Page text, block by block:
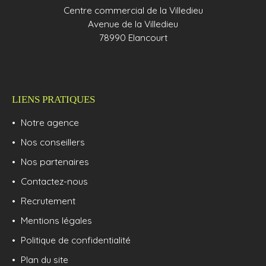
Centre commercial de la Villedieu
Avenue de la Villedieu
78990 Elancourt
LIENS PRATIQUES
Notre agence
Nos conseillers
Nos partenaires
Contactez-nous
Recrutement
Mentions légales
Politique de confidentialité
Plan du site